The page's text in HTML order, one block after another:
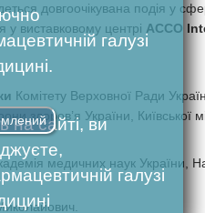
довгоочікувана подія у
у виставковому центрі ACCO
Комітету Верховної Ради
здоров’я України, Київської
медичних наук України,
галузі
на сайті, ви
галузі